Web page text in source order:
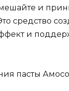
и
средство
и
пасты